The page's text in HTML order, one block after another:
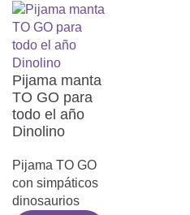
Pijama manta
TO GO para
todo el año
Dinolino
Pijama TO GO
con simpáticos
dinosaurios